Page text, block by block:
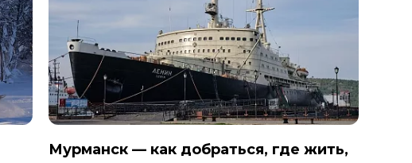
Мурманск — как добраться, где жить,